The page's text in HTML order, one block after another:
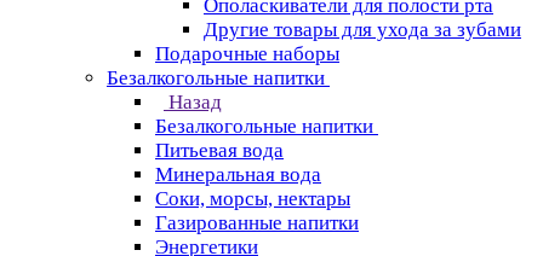
Ополаскиватели для полости рта
Другие товары для ухода за зубами
Подарочные наборы
Безалкогольные напитки
Назад
Безалкогольные напитки
Питьевая вода
Минеральная вода
Соки, морсы, нектары
Газированные напитки
Энергетики